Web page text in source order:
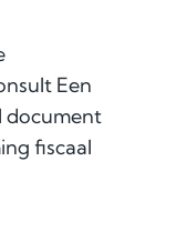
Een
document
fiscaal